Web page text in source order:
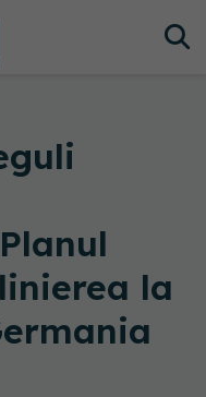
la